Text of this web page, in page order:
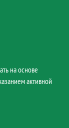
на основе
активной